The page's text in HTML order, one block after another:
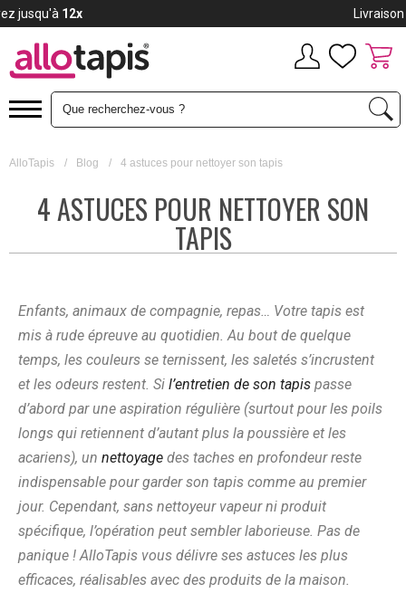
AlloTapis / Blog / 4 astuces pour nettoyer son tapis
4 ASTUCES POUR NETTOYER SON
TAPIS
Enfants, animaux de compagnie, repas… Votre tapis est
mis à rude épreuve au quotidien. Au bout de quelque
temps, les couleurs se ternissent, les saletés s’incrustent
et les odeurs restent. Si l’entretien de son tapis passe
d’abord par une aspiration régulière (surtout pour les poils
longs qui retiennent d’autant plus la poussière et les
acariens), un nettoyage des taches en profondeur reste
indispensable pour garder son tapis comme au premier
jour. Cependant, sans nettoyeur vapeur ni produit
spécifique, l’opération peut sembler laborieuse. Pas de
panique ! AlloTapis vous délivre ses astuces les plus
efficaces, réalisables avec des produits de la maison.